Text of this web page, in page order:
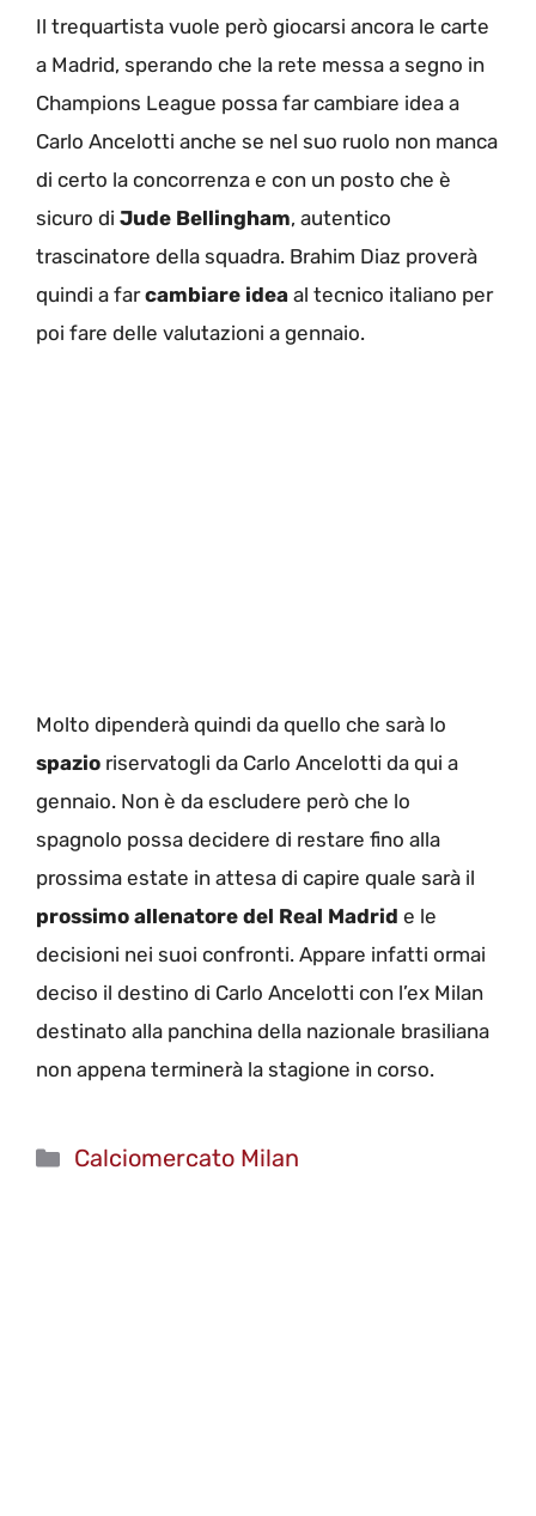
Il trequartista vuole però giocarsi ancora le carte
a Madrid, sperando che la rete messa a segno in
Champions League possa far cambiare idea a
Carlo Ancelotti anche se nel suo ruolo non manca
di certo la concorrenza e con un posto che è
sicuro di Jude Bellingham, autentico
trascinatore della squadra. Brahim Diaz proverà
quindi a farcambiare idea al tecnico italiano per
poi fare delle valutazioni a gennaio.
Molto dipenderà quindi da quello che sarà lo
spazio riservatogli da Carlo Ancelotti da qui a
gennaio. Non è da escludere però che lo
spagnolo possa decidere di restare fino alla
prossima estate in attesa di capire quale sarà il
prossimo allenatore del Real Madrid e le
decisioni nei suoi confronti. Appare infatti ormai
deciso il destino di Carlo Ancelotti con l’ex Milan
destinato alla panchina della nazionale brasiliana
non appena terminerà la stagione in corso.
Categorie
Calciomercato Milan